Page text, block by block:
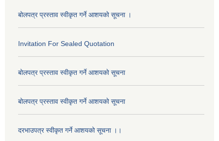
बोलपत्र प्रस्ताव स्वीकृत गर्ने आशयको सूचना ।
Invitation For Sealed Quotation
बोलपत्र प्रस्ताव स्वीकृत गर्ने आशयको सूचना
बोलपत्र प्रस्ताव स्वीकृत गर्ने आशयको सूचना
दरभाउपत्र स्वीकृत गर्ने आशयको सूचना ।।